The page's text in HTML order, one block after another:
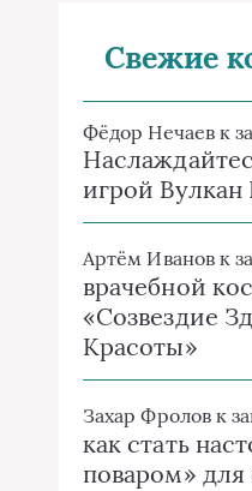
Свежие
Фёдор Нечаевк
игрой
Артём Ивановк
врачебной
«Созвездие
Красоты»
Захар Фроловк
как стать
поваром»